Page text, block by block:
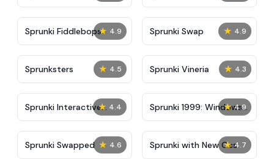
★ 4.9
Sprunki Fiddlebops ★ 4.9
Sprunki Swap
★ 4.5
Sprunksters ★ 4.3
Sprunki Vineria
★ 4.4
Sprunki Interactive
Tunner
★ 4.9
Sprunki 1999: Windows
XP
★ 4.6
Sprunki Swapped ★ 4.7
Sprunki with New Ocs